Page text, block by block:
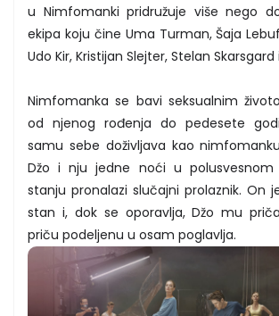
u Nimfomanki pridružuje više nego
ekipa koju čine Uma Turman, Šaja
Udo Kir, Kristijan Slejter, Stelan Skarsgard
Nimfomanka se bavi seksualnim
od njenog rođenja do pedesete
samu sebe doživljava kao
Džo i nju jedne noći u
stanju pronalazi slučajni prolaznik. On
stan i, dok se oporavlja, Džo mu
priču podeljenu u osam poglavlja.